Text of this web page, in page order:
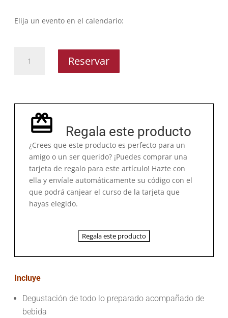
Elija un evento en el calendario:
Chefs
Reservar
Regala este producto
¿Crees que este producto es perfecto para un
amigo o un ser querido? ¡Puedes comprar una
tarjeta de regalo para este artículo! Hazte con
ella y envíale automáticamente su código con el
que podrá canjear el curso de la tarjeta que
hayas elegido.
Regala este producto
Incluye
Degustación de todo lo preparado acompañado de
bebida